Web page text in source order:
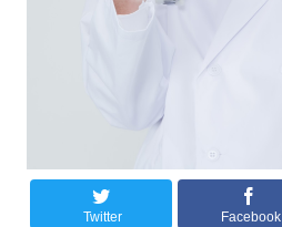
Twitter Facebook